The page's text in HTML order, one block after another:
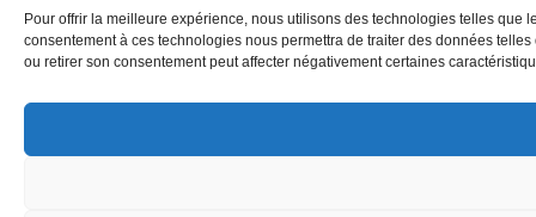
Pour offrir la meilleure expérience, nous utilisons des technologies telles
consentement à ces technologies nous permettra de traiter des données
ou retirer son consentement peut affecter négativement certaines